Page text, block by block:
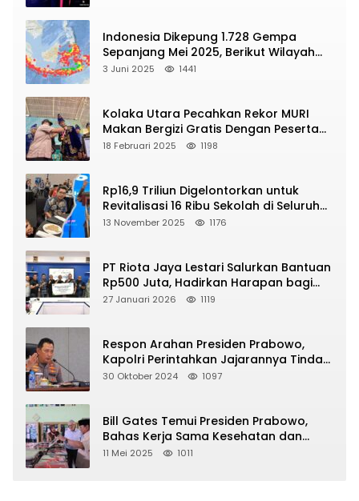
Indonesia Dikepung 1.728 Gempa
Sepanjang Mei 2025, Berikut Wilayah
Yang Intens Diguncang!
3 Juni 2025 1441
Kolaka Utara Pecahkan Rekor MURI
Makan Bergizi Gratis Dengan Peserta
Terbanyak
18 Februari 2025 1198
Rp16,9 Triliun Digelontorkan untuk
Revitalisasi 16 Ribu Sekolah di Seluruh
Indonesia
13 November 2025 1176
PT Riota Jaya Lestari Salurkan Bantuan
Rp500 Juta, Hadirkan Harapan bagi
Korban Bencana di Sumatera
27 Januari 2026 1119
Respon Arahan Presiden Prabowo,
Kapolri Perintahkan Jajarannya Tindak
Tegas Pelaku Judi Online
30 Oktober 2024 1097
Bill Gates Temui Presiden Prabowo,
Bahas Kerja Sama Kesehatan dan
Program Makan Bergizi Gratis
11 Mei 2025 1011